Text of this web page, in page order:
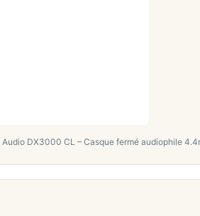
Audio DX3000 CL – Casque fermé audiophile